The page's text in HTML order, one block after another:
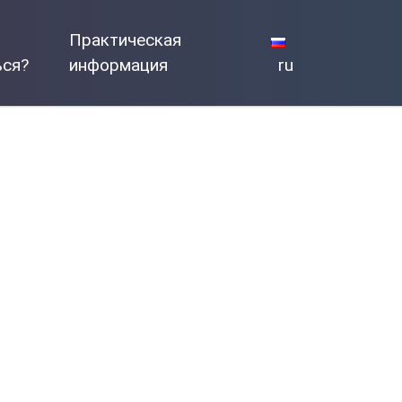
Практическая
информация
ru